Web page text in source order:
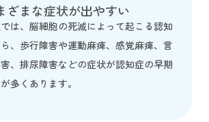
ざまな症状が出やすい
は、脳細胞の死滅によって起こる認知
、歩行障害や運動麻痺、感覚麻痺、言
、排尿障害などの症状が認知症の早期
多くあります。